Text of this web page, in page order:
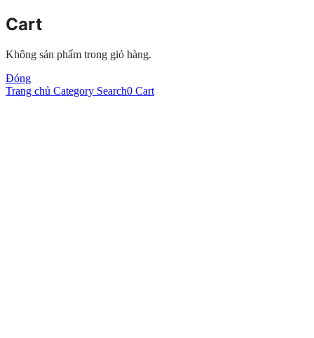
Cart
Không sản phẩm trong giỏ hàng.
Đóng
Trang chủ Category Search0 Cart